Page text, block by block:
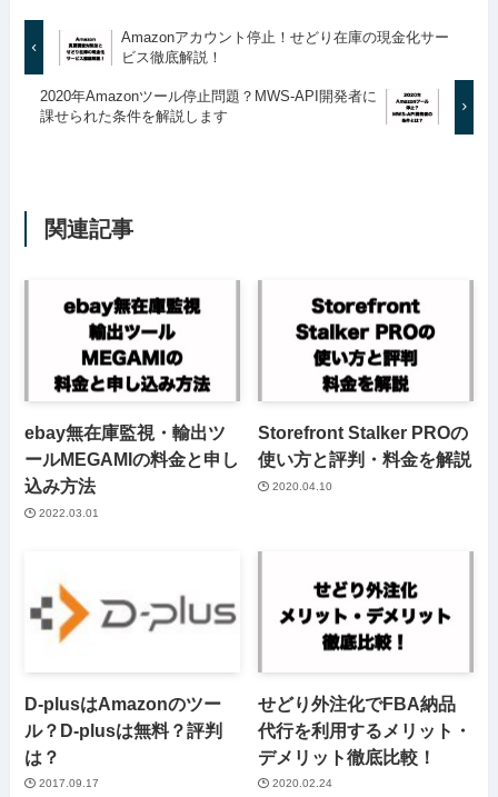
Amazonアカウント停止！せどり在庫の現金化サー
ビス徹底解説！
2020年Amazonツール停止問題？MWS-API開発者に
課せられた条件を解説します
関連記事
ebay無在庫監視・輸出ツ
ールMEGAMIの料金と申し
込み方法
2022.03.01
Storefront Stalker PROの
使い方と評判・料金を解説
2020.04.10
D-plusはAmazonのツー
ル？D-plusは無料？評判
は？
2017.09.17
せどり外注化でFBA納品
代行を利用するメリット・
デメリット徹底比較！
2020.02.24